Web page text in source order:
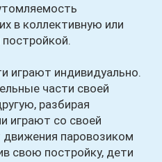
в коллективную или
постройкой.
индивидуально.
части своей
разбирая
играют со своей
паровозиком
свою постройку, дети